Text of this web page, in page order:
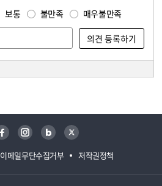
보통 불만족 매우불만족
이메일무단수집거부 저작권정책
페이스북 인스타그램 블로그 트위터